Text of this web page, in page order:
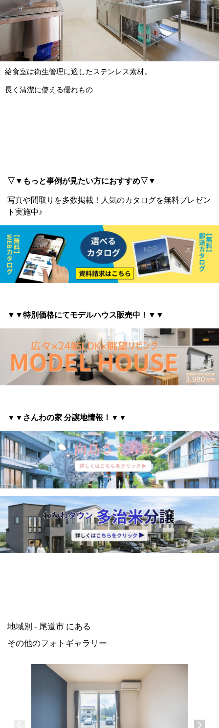
給食室は衛生管理に適したステンレス素材。
長く清潔に使える優れもの
▽▼もっと事例が見たい方におすすめ▽▼
写真や間取りを多数掲載！ 人気のカタログを無料プレゼン
ト実施中♪
▼▼特別価格にてモデルハウス販売中！▼▼
▼▼さんわの家 分譲地情報 ！▼▼
地域別 - 尾道市 にある
その他のフォトギャラリー